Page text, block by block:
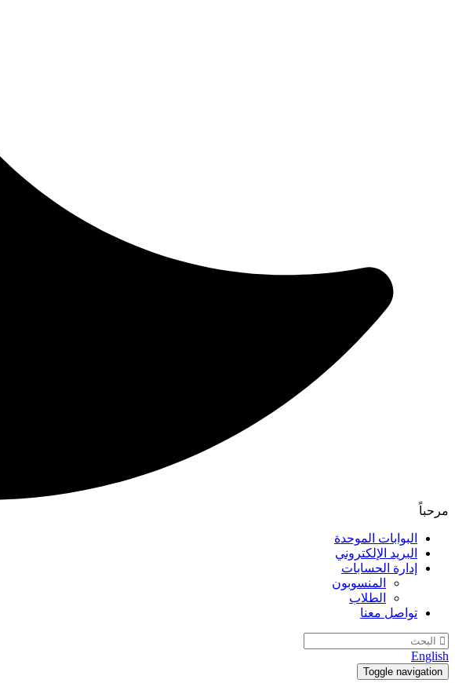
مرحباً
البوابات الموحدة
البريد الإلكتروني
إدارة الحسابات
المنسوبون
الطلاب
تواصل معنا
English
Toggle navigation